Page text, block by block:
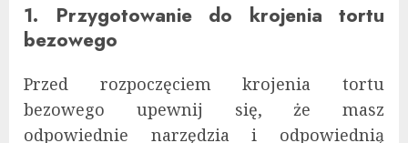
1. Przygotowanie do krojenia tortu
bezowego
Przed rozpoczęciem krojenia tortu
bezowego upewnij się, że masz
odpowiednie narzędzia i odpowiednią